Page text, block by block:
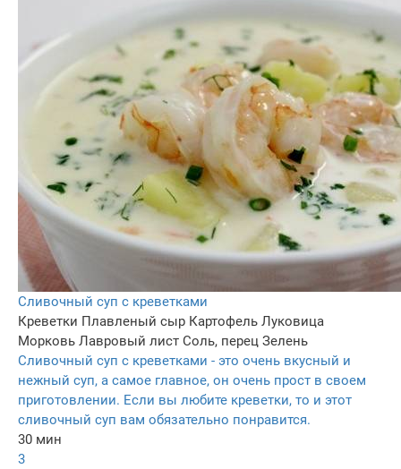
Сливочный суп с креветками
Креветки Плавленый сыр Картофель Луковица
Морковь Лавровый лист Соль, перец Зелень
Сливочный суп с креветками - это очень вкусный и
нежный суп, а самое главное, он очень прост в своем
приготовлении. Если вы любите креветки, то и этот
сливочный суп вам обязательно понравится.
30 мин
3